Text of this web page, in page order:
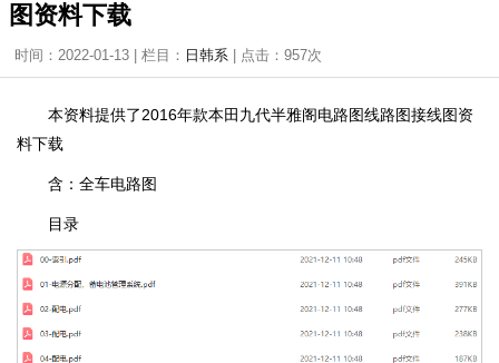
图资料下载
时间：2022-01-13 | 栏目： 日韩系 | 点击： 957次
本资料提供了2016年款本田九代半雅阁电路图线路图接线图资
料下载
含：全车电路图
目录